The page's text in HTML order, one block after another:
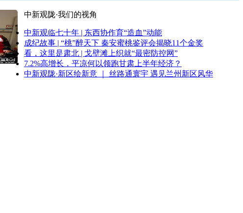
中新观陇·我们的视角
中新观临七十年 | 东西协作育“造血”动能
成纪故事 | “桃”醉天下 秦安蜜桃鉴评会揭晓11个金奖
看，这里是肃北 | 戈壁滩上织就“最密防控网”
7.2%高增长，平凉何以领跑甘肃上半年经济？
中新观陇·新区绘新意 ｜ 丝路通寰宇 遇见兰州新区风华